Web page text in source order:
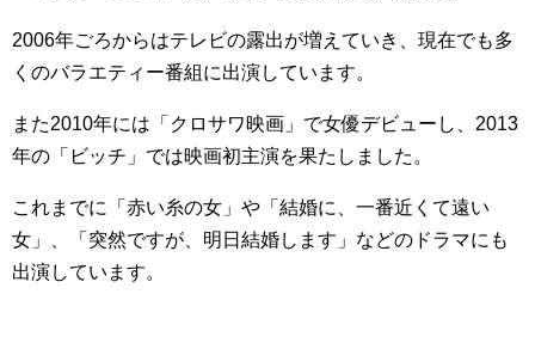
2006年ごろからはテレビの露出が増えていき、現在でも多
くのバラエティー番組に出演しています。
また2010年には「クロサワ映画」で女優デビューし、2013
年の「ビッチ」では映画初主演を果たしました。
これまでに「赤い糸の女」や「結婚に、一番近くて遠い
女」、「突然ですが、明日結婚します」などのドラマにも
出演しています。